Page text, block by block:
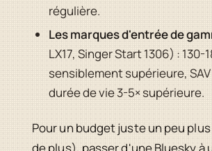
régulière.
Les marques d'entrée de
LX17, Singer Start 1306) : 130-
sensiblement supérieure,
durée de vie 3-5× supérieure.
Pour un budget juste un peu
de plus), passer d'une Bluesky à